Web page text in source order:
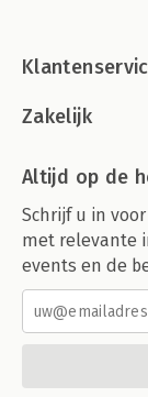
Zakelijk
Altijd op de
Schrijf u in
met relevante
events en de